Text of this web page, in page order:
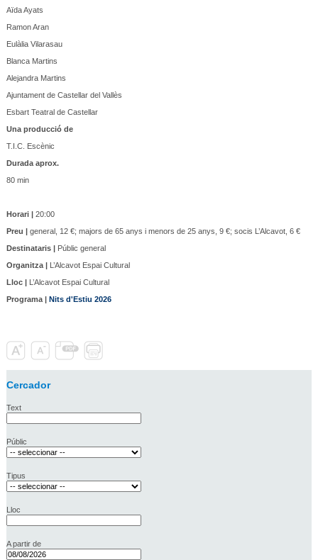
Aïda Ayats
Ramon Aran
Eulàlia Vilarasau
Blanca Martins
Alejandra Martins
Ajuntament de Castellar del Vallès
Esbart Teatral de Castellar
Una producció de
T.I.C. Escènic
Durada aprox.
80 min
Horari |20:00
Preu |general, 12 €; majors de 65 anys i menors de 25 anys, 9 €; socis L’Alcavot, 6 €
Destinataris |Públic general
Organitza |L’Alcavot Espai Cultural
Lloc |L’Alcavot Espai Cultural
Programa | Nits d'Estiu 2026
Cercador
Text
Públic
Tipus
Lloc
A partir de